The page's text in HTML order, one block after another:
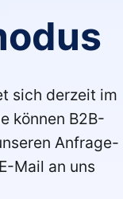
sich derzeit im
können B2B-
Anfrage-
Mail an uns